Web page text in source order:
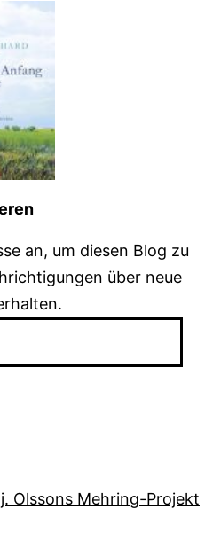
an, um diesen Blog zu
über neue
Olssons Mehring-Projekt